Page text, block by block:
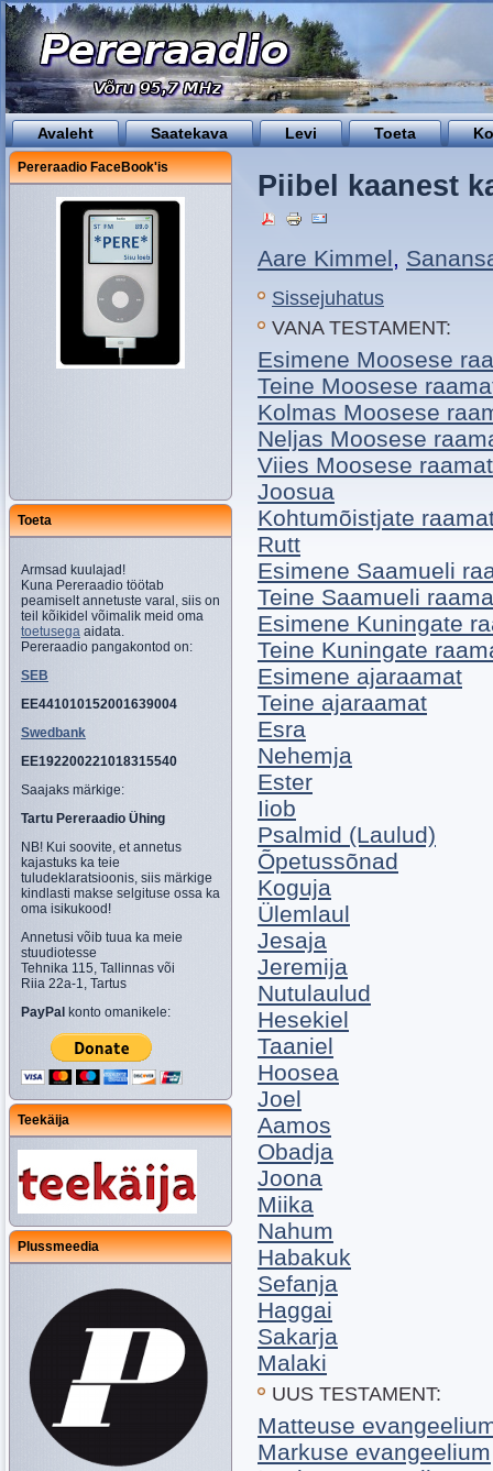
Avaleht Saatekava Levi Toeta
Pereraadio FaceBook'is
Toeta
Armsad kuulajad!
Kuna Pereraadio töötab
peamiselt annetuste varal, siis on
teil kõikidel võimalik meid oma
toetusega aidata.
Pereraadio pangakontod on:
SEB
EE441010152001639004
Swedbank
EE192200221018315540
Saajaks märkige:
Tartu Pereraadio Ühing
NB! Kui soovite, et annetus
kajastuks ka teie
tuludeklaratsioonis, siis märkige
kindlasti makse selgituse ossa ka
oma isikukood!
Annetusi võib tuua ka meie
stuudiotesse
Tehnika 115, Tallinnas või
Riia 22a-1, Tartus
PayPal konto omanikele:
Teekäija
Plussmeedia
Piibel kaanest
Aare Kimmel,
Sissejuhatus
VANA TESTAMENT:
Esimene Moosese
Teine Moosese
Kolmas Moosese
Neljas Moosese
Viies Moosese raamat
Joosua
Kohtumõistjate
Rutt
Esimene Saamueli
Teine Saamueli
Esimene Kuningate
Teine Kuningate
Esimene ajaraamat
Teine ajaraamat
Esra
Nehemja
Ester
Iiob
Psalmid (Laulud)
Õpetussõnad
Koguja
Ülemlaul
Jesaja
Jeremija
Nutulaulud
Hesekiel
Taaniel
Hoosea
Joel
Aamos
Obadja
Joona
Miika
Nahum
Habakuk
Sefanja
Haggai
Sakarja
Malaki
UUS TESTAMENT:
Matteuse
Markuse evangeelium